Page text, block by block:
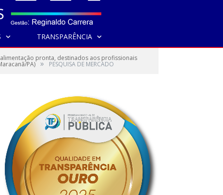
TRANSPARÊNCIA
alimentação pronta, destinados aos profissionais
PA) » PESQUISA DE MERCADO